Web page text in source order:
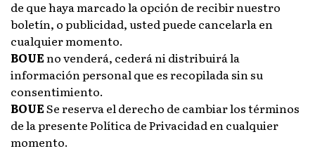
de que haya marcado la opción de recibir nuestro
boletín, o publicidad, usted puede cancelarla en
cualquier momento.
BOUEno venderá, cederá ni distribuirá la
información personal que es recopilada sin su
consentimiento.
BOUESe reserva el derecho de cambiar los términos
de la presente Política de Privacidad en cualquier
momento.